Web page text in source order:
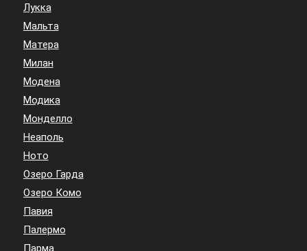
Лукка
Мальта
Матера
Милан
Модена
Модика
Монделло
Неаполь
Ното
Озеро Гарда
Озеро Комо
Павия
Палермо
Парма